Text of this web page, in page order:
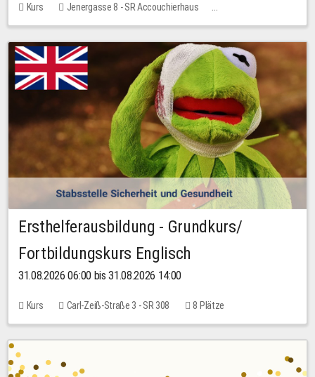
Kurs
Jenergasse 8 - SR Accouchierhaus
Keine freien Plätze
Ersthelferausbildung - Grundkurs/
Fortbildungskurs Englisch
31.08.2026 06:00 bis 31.08.2026 14:00
Kurs Carl-Zeiß-Straße 3 - SR 308 8 Plätze